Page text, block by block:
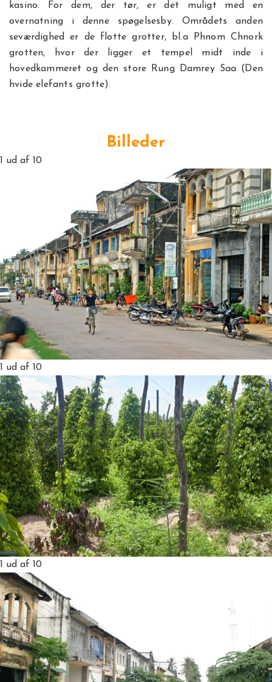
kasino. For dem, der tør, er det muligt med en
overnatning i denne spøgelsesby. Områdets anden
seværdighed er de flotte grotter, bl.a Phnom Chnork
grotten, hvor der ligger et tempel midt inde i
hovedkammeret og den store Rung Damrey Saa (Den
hvide elefants grotte).
Billeder
1 ud af 10
1 ud af 10
1 ud af 10